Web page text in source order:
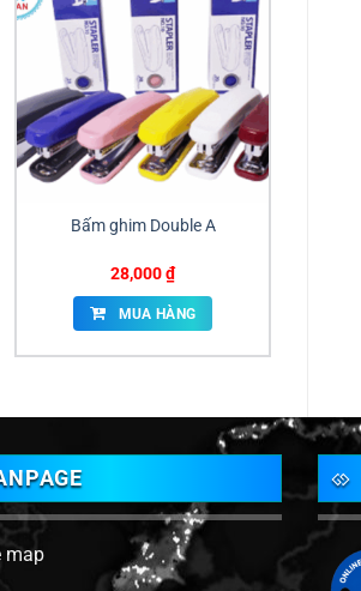
Bấm ghim Double A
28,000₫
MUA HÀNG
map